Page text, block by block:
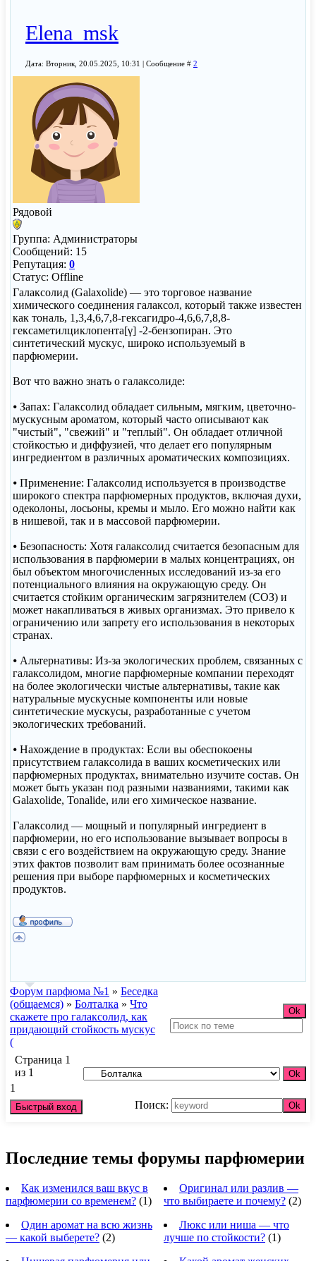
Elena_msk
Дата: Вторник, 20.05.2025, 10:31 | Сообщение # 2
Рядовой
Группа: Администраторы
Сообщений: 15
Репутация: 0
Статус: Offline
Галаксолид (Galaxolide) — это торговое название
химического соединения галаксол, который также известен
как тональ, 1,3,4,6,7,8-гексагидро-4,6,6,7,8,8-
гексаметилциклопента[γ] -2-бензопиран. Это
синтетический мускус, широко используемый в
парфюмерии.
Вот что важно знать о галаксолиде:
⦁ Запах: Галаксолид обладает сильным, мягким, цветочно-
мускусным ароматом, который часто описывают как
"чистый", "свежий" и "теплый". Он обладает отличной
стойкостью и диффузией, что делает его популярным
ингредиентом в различных ароматических композициях.
⦁ Применение: Галаксолид используется в производстве
широкого спектра парфюмерных продуктов, включая духи,
одеколоны, лосьоны, кремы и мыло. Его можно найти как
в нишевой, так и в массовой парфюмерии.
⦁ Безопасность: Хотя галаксолид считается безопасным для
использования в парфюмерии в малых концентрациях, он
был объектом многочисленных исследований из-за его
потенциального влияния на окружающую среду. Он
считается стойким органическим загрязнителем (СОЗ) и
может накапливаться в живых организмах. Это привело к
ограничению или запрету его использования в некоторых
странах.
⦁ Альтернативы: Из-за экологических проблем, связанных с
галаксолидом, многие парфюмерные компании переходят
на более экологически чистые альтернативы, такие как
натуральные мускусные компоненты или новые
синтетические мускусы, разработанные с учетом
экологических требований.
⦁ Нахождение в продуктах: Если вы обеспокоены
присутствием галаксолида в ваших косметических или
парфюмерных продуктах, внимательно изучите состав. Он
может быть указан под разными названиями, такими как
Galaxolide, Tonalide, или его химическое название.
Галаксолид — мощный и популярный ингредиент в
парфюмерии, но его использование вызывает вопросы в
связи с его воздействием на окружающую среду. Знание
этих фактов позволит вам принимать более осознанные
решения при выборе парфюмерных и косметических
продуктов.
Форум парфюма №1 » Беседка
(общаемся) » Болталка » Что
скажете про галаксолид, как
придающий стойкость мускус
(
Страница 1
из 1
1
Поиск:
Последние темы форумы парфюмерии
Как изменился ваш вкус в
парфюмерии со временем? (1)
Оригинал или разлив —
что выбираете и почему? (2)
Один аромат на всю жизнь
— какой выберете? (2)
Люкс или ниша — что
лучше по стойкости? (1)